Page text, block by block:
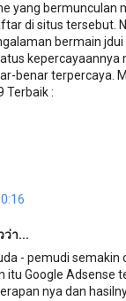
yang
di situs tersebut.
bermain
benar terpercaya.
Terbaik :
ว่า...
- pemudi
itu Google Adsense
nya dan